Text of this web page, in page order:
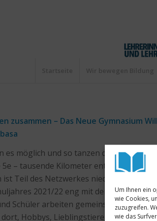
Um Ihnen ein
wie Cookies,
zuzugreifen.
wie das
zusammen – Das Neue Gymnasium
es möglich und so tanzen die
5e – tausende Kilometer entfernt und
ist Teil des Netzwerkes
2021/22 eng mit dem
Verein
Schüler arbeiten gemeinsam an
Hobbys, Lieblingstiere,